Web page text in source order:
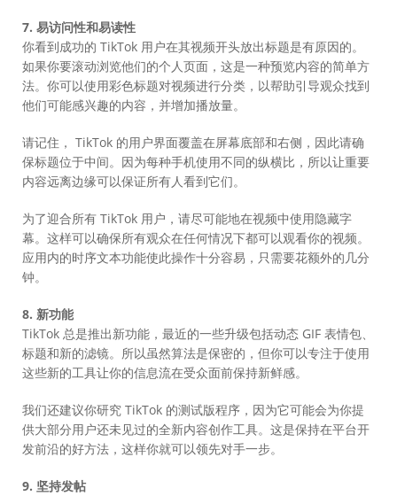
7. 易访问性和易读性
你看到成功的 TikTok 用户在其视频开头放出标题是有原因的。
如果你要滚动浏览他们的个人页面，这是一种预览内容的简单方
法。你可以使用彩色标题对视频进行分类，以帮助引导观众找到
他们可能感兴趣的内容，并增加播放量。
请记住， TikTok 的用户界面覆盖在屏幕底部和右侧，因此请确
保标题位于中间。因为每种手机使用不同的纵横比，所以让重要
内容远离边缘可以保证所有人看到它们。
为了迎合所有 TikTok 用户，请尽可能地在视频中使用隐藏字
幕。这样可以确保所有观众在任何情况下都可以观看你的视频。
应用内的时序文本功能使此操作十分容易，只需要花额外的几分
钟。
8. 新功能
TikTok 总是推出新功能，最近的一些升级包括动态 GIF 表情包、
标题和新的滤镜。所以虽然算法是保密的，但你可以专注于使用
这些新的工具让你的信息流在受众面前保持新鲜感。
我们还建议你研究 TikTok 的测试版程序，因为它可能会为你提
供大部分用户还未见过的全新内容创作工具。这是保持在平台开
发前沿的好方法，这样你就可以领先对手一步。
9. 坚持发帖